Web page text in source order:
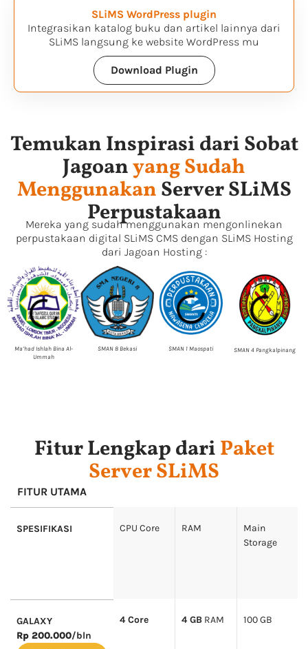
SLiMS WordPress plugin
Integrasikan katalog buku dan artikel lainnya dari
SLiMS langsung ke website WordPress mu
Download Plugin
Temukan Inspirasi dari Sobat
Jagoanyang Sudah
MenggunakanServer SLiMS
Perpustakaan
Mereka yang sudah menggunakan mengonlinekan
perpustakaan digital SLiMS CMS dengan SLiMS Hosting
dari Jagoan Hosting :
SMAN 4 Pangkalpinang
SMAN 1 Maospati
SMAN 8 Bekasi
Ma’had Ishlah Bina Al-
Ummah
Fitur Lengkap dariPaket
Server SLiMS
FITUR UTAMA
SPESIFIKASI
GALAXY
Rp 200.000/bln
CPU Core
4 Core
RAM
4 GBRAM
Main
Storage
100 GB